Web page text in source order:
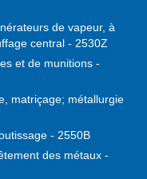
de vapeur, à
central - 2530Z
et de munitions -
matriçage; métallurgie
- 2550B
des métaux -